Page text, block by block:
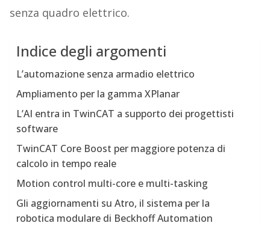
senza quadro elettrico.
Indice degli argomenti
L’automazione senza armadio elettrico
Ampliamento per la gamma XPlanar
L’AI entra in TwinCAT a supporto dei progettisti
software
TwinCAT Core Boost per maggiore potenza di
calcolo in tempo reale
Motion control multi-core e multi-tasking
Gli aggiornamenti su Atro, il sistema per la
robotica modulare di Beckhoff Automation